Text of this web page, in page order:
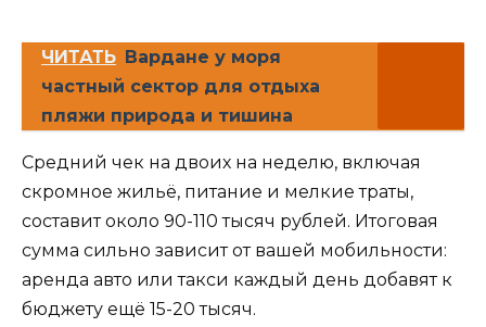
ЧИТАТЬ Вардане у моря
частный сектор для отдыха
пляжи природа и тишина
Средний чек на двоих на неделю, включая
скромное жильё, питание и мелкие траты,
составит около 90-110 тысяч рублей. Итоговая
сумма сильно зависит от вашей мобильности:
аренда авто или такси каждый день добавят к
бюджету ещё 15-20 тысяч.